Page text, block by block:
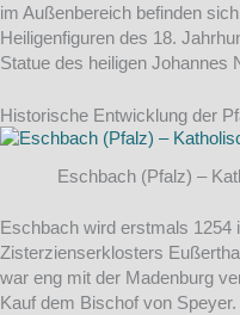
im Außenbereich befinden
Heiligenfiguren des 18.
Statue des heiligen Johannes
Historische Entwicklung der
Eschbach (Pfalz) –
Eschbach wird erstmals 1254
Zisterzienserklosters
war eng mit der Madenburg
Kauf dem Bischof von